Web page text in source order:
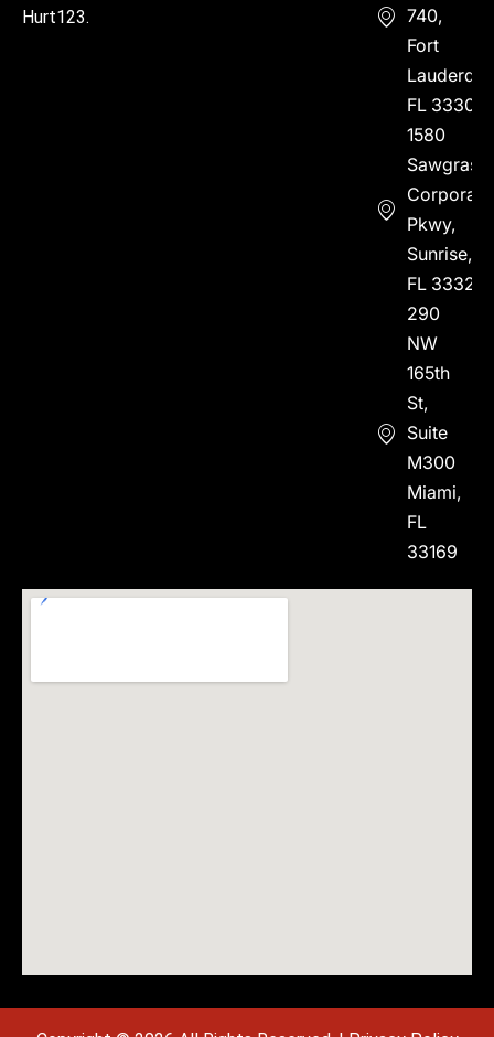
Hurt123.
740,
Fort
FL 33304
1580
Sawgrass
Corporate
Pkwy,
Sunrise,
FL 33323
290
NW
165th
St,
Suite
M300
Miami,
FL
33169